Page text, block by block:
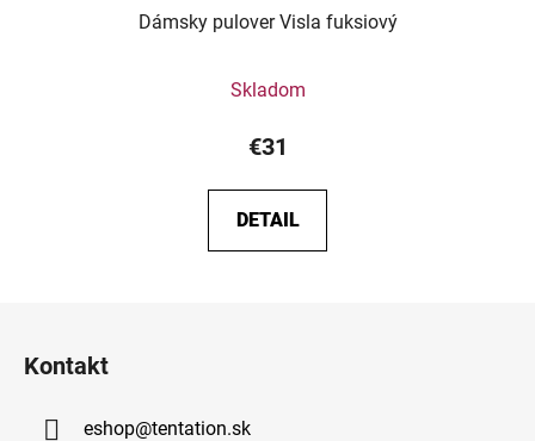
Dámsky pulover Visla fuksiový
Skladom
€31
DETAIL
Kontakt
eshop@tentation.sk